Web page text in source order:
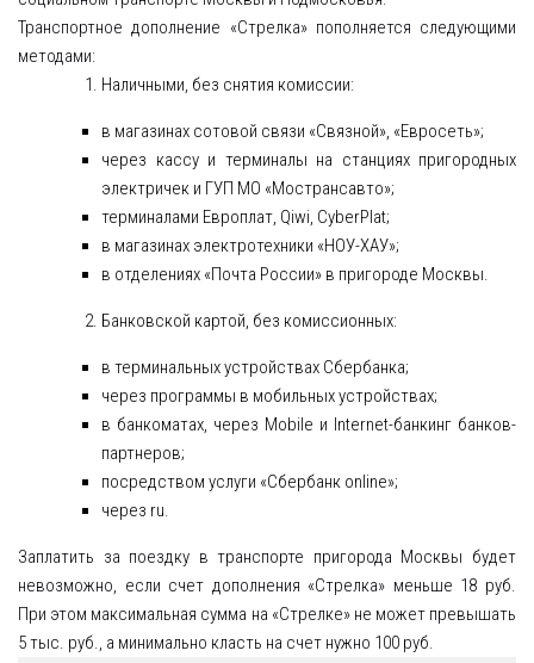
Транспортное дополнение «Стрелка» пополняется следующими
методами:
Наличными, без снятия комиссии:
в магазинах сотовой связи «Связной», «Евросеть»;
через кассу и терминалы на станциях пригородных
электричек и ГУП МО «Мострансавто»;
терминалами Европлат, Qiwi, CyberPlat;
в магазинах электротехники «НОУ-ХАУ»;
в отделениях «Почта России» в пригороде Москвы.
Банковской картой, без комиссионных:
в терминальных устройствах Сбербанка;
через программы в мобильных устройствах;
в банкоматах, через Mobile и Internet-банкинг банков-
партнеров;
посредством услуги «Сбербанк online»;
через ru.
Заплатить за поездку в транспорте пригорода Москвы будет
невозможно, если счет дополнения «Стрелка» меньше 18 руб.
При этом максимальная сумма на «Стрелке» не может превышать
5 тыс. руб., а минимально класть на счет нужно 100 руб.